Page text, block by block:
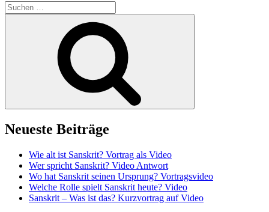
Suchen
nach:
Neueste Beiträge
Wie alt ist Sanskrit? Vortrag als Video
Wer spricht Sanskrit? Video Antwort
Wo hat Sanskrit seinen Ursprung? Vortragsvideo
Welche Rolle spielt Sanskrit heute? Video
Sanskrit – Was ist das? Kurzvortrag auf Video